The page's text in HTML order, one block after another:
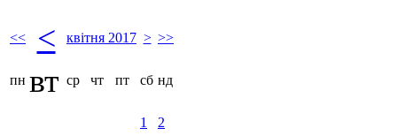
<< < квітня 2017 > >>
пн вт ср чт пт сб нд
1 2